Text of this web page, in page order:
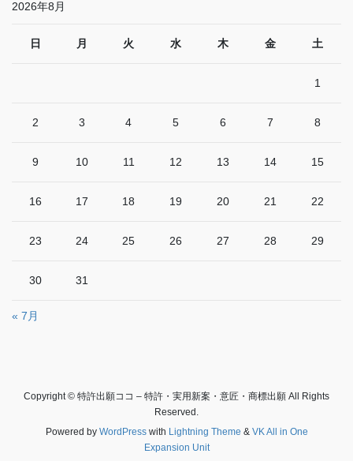
2026年8月
日 月 火 水 木 金 土
1
2 3 4 5 6 7 8
9 10 11 12 13 14 15
16 17 18 19 20 21 22
23 24 25 26 27 28 29
30 31
« 7月
Copyright © 特許出願ココ – 特許・実用新案・意匠・商標出願 All Rights
Reserved.
Powered by WordPresswith Lightning Theme & VK All in One
Expansion Unit